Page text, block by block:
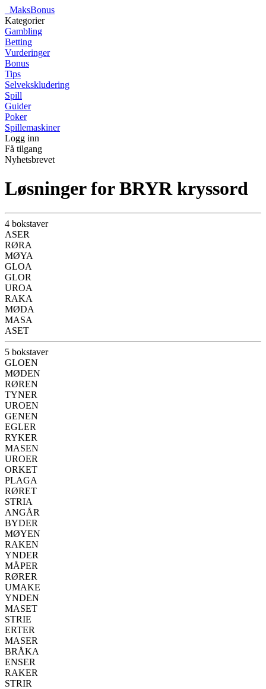
MaksBonus
Kategorier
Gambling
Betting
Vurderinger
Bonus
Tips
Selvekskludering
Spill
Guider
Poker
Spillemaskiner
Logg inn
Få tilgang
Nyhetsbrevet
Løsninger for BRYR kryssord
4 bokstaver
ASER
RØRA
MØYA
GLOA
GLOR
UROA
RAKA
MØDA
MASA
ASET
5 bokstaver
GLOEN
MØDEN
RØREN
TYNER
UROEN
GENEN
EGLER
RYKER
MASEN
UROER
ORKET
PLAGA
RØRET
STRIA
ANGÅR
BYDER
MØYEN
RAKEN
YNDER
MÅPER
RØRER
UMAKE
YNDEN
MASET
STRIE
ERTER
MASER
BRÅKA
ENSER
RAKER
STRIR